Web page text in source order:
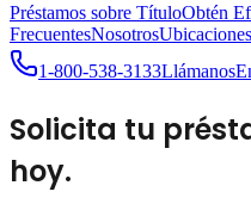
Préstamos sobre TítuloObtén
FrecuentesNosotrosUbicaciones
1-800-538-3133Llámanos
Solicita tu
hoy.